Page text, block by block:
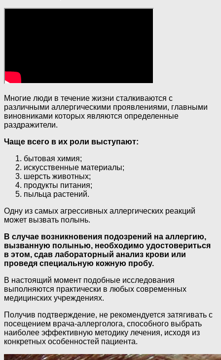
Многие люди в течение жизни сталкиваются с
различными аллергическими проявлениями, главными
виновниками которых являются определенные
раздражители.
Чаще всего в их роли выступают:
бытовая химия;
искусственные материалы;
шерсть животных;
продукты питания;
пыльца растений.
Одну из самых агрессивных аллергических реакций
может вызвать полынь.
В случае возникновения подозрений на аллергию,
вызванную полынью, необходимо удостовериться
в этом, сдав лабораторный анализ крови или
проведя специальную кожную пробу.
В настоящий момент подобные исследования
выполняются практически в любых современных
медицинских учреждениях.
Получив подтверждение, не рекомендуется затягивать с
посещением врача-аллерголога, способного выбрать
наиболее эффективную методику лечения, исходя из
конкретных особенностей пациента.